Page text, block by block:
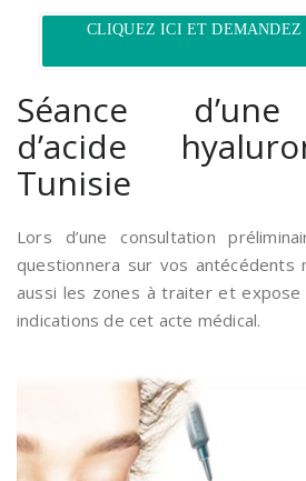
CLIQUEZ ICI ET DEMANDEZ
Séance
d’acide
Tunisie
Lors d’une consultation
questionnera sur vos antécédents
aussi les zones à traiter et
indications de cet acte médical.